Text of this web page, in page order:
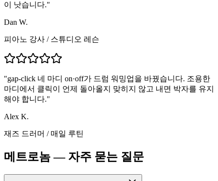
이 낫습니다."
Dan W.
피아노 강사 / 스튜디오 레슨
"gap-click 네 마디 on·off가 드럼 워밍업을 바꿨습니다. 조용한
마디에서 클릭이 언제 돌아올지 맞히지 않고 내면 박자를 유지
해야 합니다."
Alex K.
재즈 드러머 / 매일 루틴
메트로놈 — 자주 묻는 질문